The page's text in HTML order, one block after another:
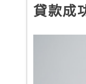
貸款成